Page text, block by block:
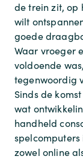
de trein zit, op
wilt
goede
Waar vroeger
voldoende
tegenwoordig
Sinds de
wat
handheld
zowel online